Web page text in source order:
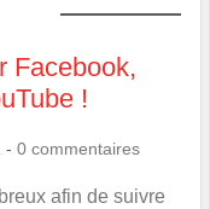
Facebook,
!
- 0 commentaires
afin de suivre